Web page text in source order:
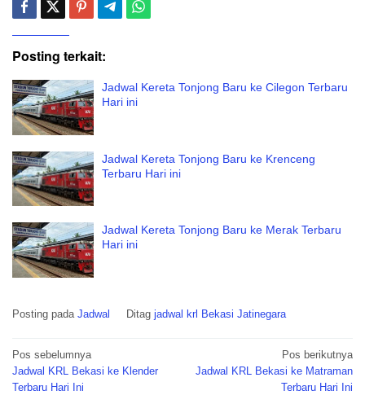
Posting terkait:
Jadwal Kereta Tonjong Baru ke Cilegon Terbaru
Hari ini
Jadwal Kereta Tonjong Baru ke Krenceng
Terbaru Hari ini
Jadwal Kereta Tonjong Baru ke Merak Terbaru
Hari ini
Posting pada Jadwal Ditag jadwal krl Bekasi Jatinegara
Navigasi
pos
Pos sebelumnya
Jadwal KRL Bekasi ke Klender
Terbaru Hari Ini
Pos berikutnya
Jadwal KRL Bekasi ke Matraman
Terbaru Hari Ini